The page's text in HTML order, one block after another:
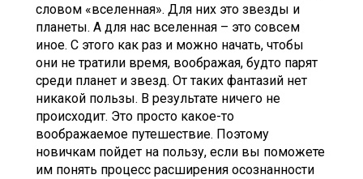
словом «вселенная». Для них это звезды и
планеты. А для нас вселенная – это совсем
иное. С этого как раз и можно начать, чтобы
они не тратили время, воображая, будто парят
среди планет и звезд. От таких фантазий нет
никакой пользы. В результате ничего не
происходит. Это просто какое-то
воображаемое путешествие. Поэтому
новичкам пойдет на пользу, если вы поможете
им понять процесс расширения осознанности